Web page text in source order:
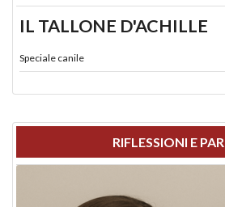
IL TALLONE D'ACHILLE
Speciale canile
RIFLESSIONI E